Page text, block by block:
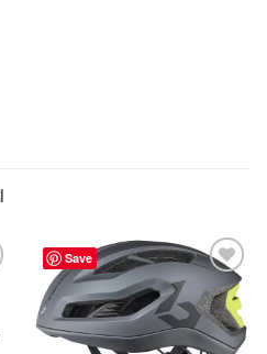
Save
Aggiungi
alla lista
dei
desideri